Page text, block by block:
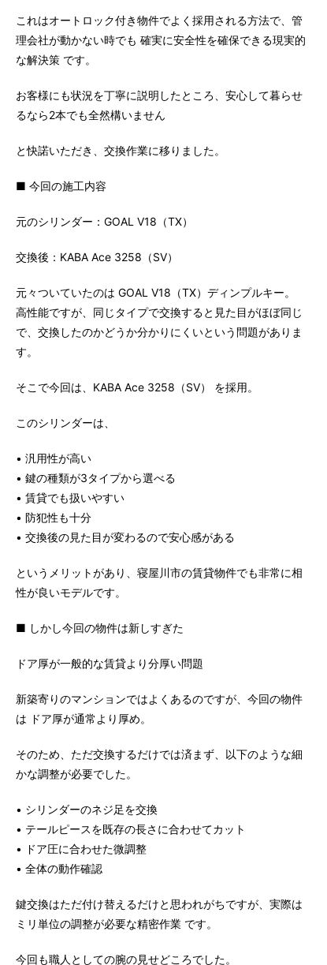
これはオートロック付き物件でよく採用される方法で、管
理会社が動かない時でも 確実に安全性を確保できる現実的
な解決策 です。
お客様にも状況を丁寧に説明したところ、安心して暮らせ
るなら2本でも全然構いません
と快諾いただき、交換作業に移りました。
■ 今回の施工内容
元のシリンダー：GOAL V18（TX）
交換後：KABA Ace 3258（SV）
元々ついていたのは GOAL V18（TX）ディンプルキー。
高性能ですが、同じタイプで交換すると見た目がほぼ同じ
で、交換したのかどうか分かりにくいという問題がありま
す。
そこで今回は、KABA Ace 3258（SV） を採用。
このシリンダーは、
• 汎用性が高い
• 鍵の種類が3タイプから選べる
• 賃貸でも扱いやすい
• 防犯性も十分
• 交換後の見た目が変わるので安心感がある
というメリットがあり、寝屋川市の賃貸物件でも非常に相
性が良いモデルです。
■ しかし今回の物件は新しすぎた
ドア厚が一般的な賃貸より分厚い問題
新築寄りのマンションではよくあるのですが、今回の物件
は ドア厚が通常より厚め。
そのため、ただ交換するだけでは済まず、以下のような細
かな調整が必要でした。
• シリンダーのネジ足を交換
• テールピースを既存の長さに合わせてカット
• ドア圧に合わせた微調整
• 全体の動作確認
鍵交換はただ付け替えるだけと思われがちですが、実際は
ミリ単位の調整が必要な精密作業 です。
今回も職人としての腕の見せどころでした。